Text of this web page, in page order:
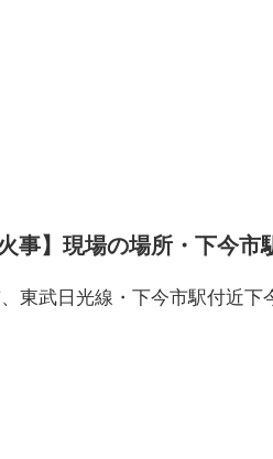
事】現場の場所・下今市
東武日光線・下今市駅付近下